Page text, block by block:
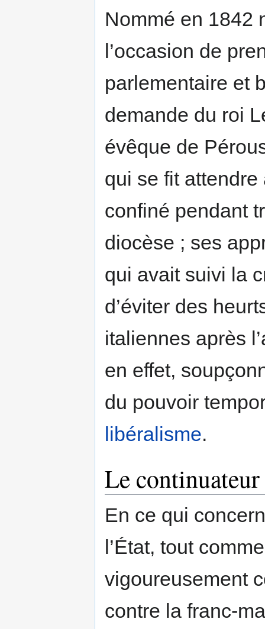
Nommé en 1842
l’occasion de
parlementaire et
demande du roi
évêque de
qui se fit
confiné pendant
diocèse ; ses
qui avait suivi la
d’éviter des
italiennes après
en effet,
du pouvoir
libéralisme.
Le
En ce qui
l’État, tout
vigoureusement
contre la franc-